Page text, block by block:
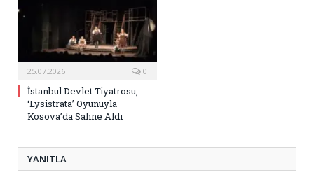
25.07.2026 0
İstanbul Devlet Tiyatrosu,
‘Lysistrata’ Oyunuyla
Kosova’da Sahne Aldı
YANITLA